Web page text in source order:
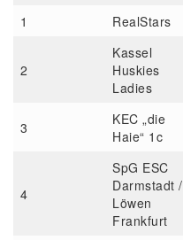
1
RealStars
2
Kassel
Huskies
Ladies
3
KEC „die
Haie“ 1c
4
SpG ESC
Darmstadt /
Löwen
Frankfurt